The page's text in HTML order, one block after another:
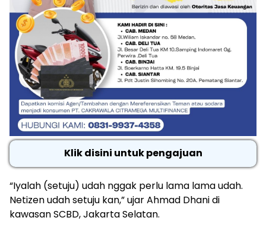
Klik disini untuk pengajuan
“Iyalah (setuju) udah nggak perlu lama lama udah.
Netizen udah setuju kan,” ujar Ahmad Dhani di
kawasan SCBD, Jakarta Selatan.